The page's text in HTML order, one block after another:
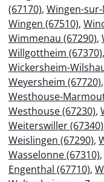
(67170), Wingen-
Wingen (67510),
Wimmenau (67290),
Willgottheim (67370),
Wickersheim-
Weyersheim (67720),
Westhouse-
Westhouse (67230),
Weiterswiller (67340)
Weislingen (67290),
Wasselonne (67310),
Engenthal (67710),